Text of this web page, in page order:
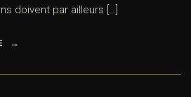
doivent par ailleurs […]